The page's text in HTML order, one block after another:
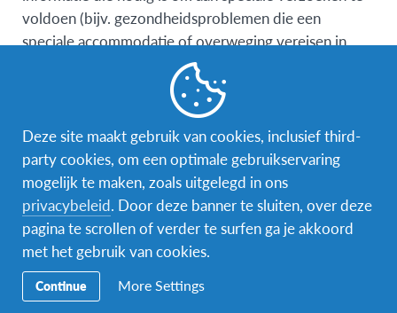
voldoen (bijv. gezondheidsproblemen die een
speciale accommodatie of overweging vereisen in
verband met een AFS intercultureel
uitwisselingsprogramma of -activiteit).
AFS kan ook andere niet-persoonlijk identificeerbare
informatie over u verzamelen, zoals uw gebruik van
onze websites, communicatievoorkeuren,
samengevoegde gegevens met betrekking tot uw
gebruik van onze diensten en geanonimiseerde
antwoorden op vragen en enquêtes.
Houd er rekening mee dat, om uw informatie beter te
beschermen, we u aanbevelen geen
Deze site maakt gebruik van cookies, inclusief third-
party cookies, om een optimale gebruikservaring
mogelijk te maken, zoals uitgelegd in ons
privacybeleid. Door deze banner te sluiten, over deze
pagina te scrollen of verder te surfen ga je akkoord
met het gebruik van cookies.
Continue More Settings